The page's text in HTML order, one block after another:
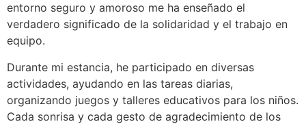
entorno seguro y amoroso me ha enseñado el
verdadero significado de la solidaridad y el trabajo en
equipo.
Durante mi estancia, he participado en diversas
actividades, ayudando en las tareas diarias,
organizando juegos y talleres educativos para los niños.
Cada sonrisa y cada gesto de agradecimiento de los